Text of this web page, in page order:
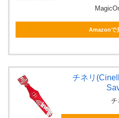
Amazonで
チネリ
チ